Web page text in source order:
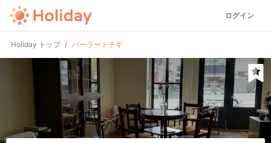
ログイン
Holiday トップ パーラートチギ